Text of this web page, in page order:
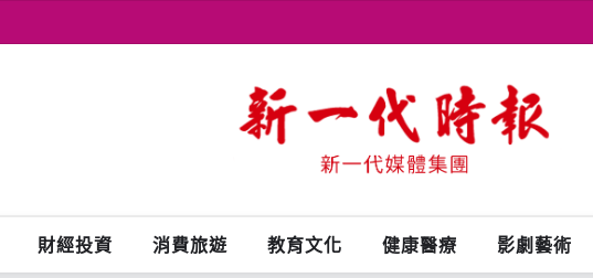
財經投資 消費旅遊 教育文化 健康醫療 影劇藝術